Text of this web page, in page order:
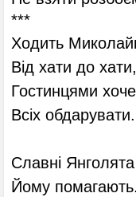
***
Ходить
Від хати до хати,
Гостинцями хоче
Всіх обдарувати.
Славні Янголята
Йому помагають.